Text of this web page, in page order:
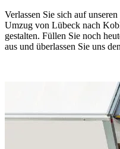
Verlassen Sie sich auf
Umzug von Lübeck nach
gestalten. Füllen Sie noch
aus und überlassen Sie uns